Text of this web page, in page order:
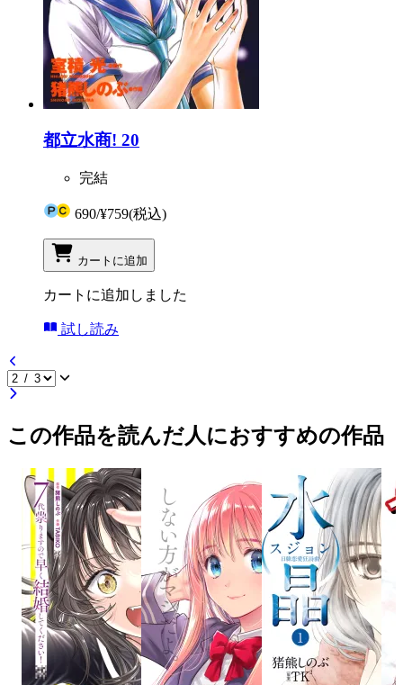
都立水商! 20
完結
690/¥759(税込)
カートに追加
カートに追加しました
試し読み
この作品を読んだ人におすすめの作品